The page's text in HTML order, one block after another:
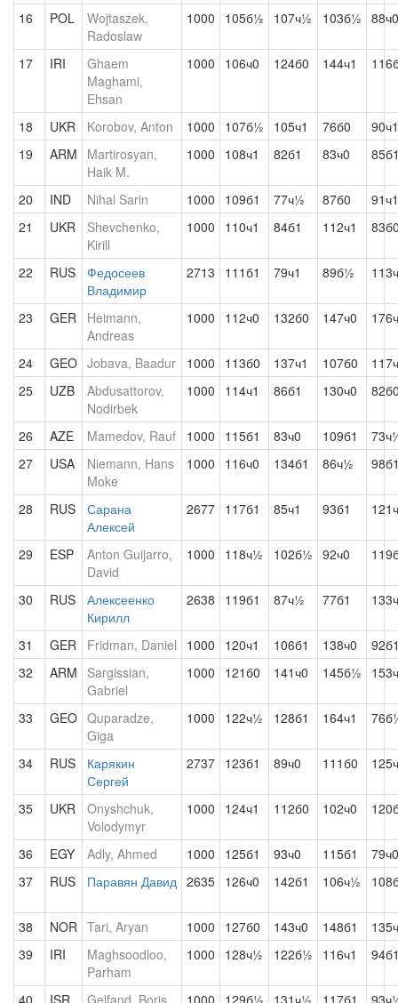
16
POL
Wojtaszek,
Radoslaw
1000 105б½ 107ч½ 103б½ 88ч0
17 IRI
Ghaem
Maghami,
Ehsan
1000 106ч0 124б0 144ч1
18 UKR Korobov, Anton 1000 107б½ 105ч1 76б0
90ч1
19
ARM
Martirosyan,
Haik M.
1000 108ч1 82б1 83ч0
20 IND Nihal Sarin 1000 109б1 77ч½ 87б0
91ч1
21
UKR
Shevchenko,
Kirill
1000 110ч1 84б1 112ч1
22 RUS
Федосеев
Владимир
2713 111б1 79ч1 89б½
23 GER
Heimann,
Andreas
1000 112ч0 132б0 147ч0
24 GEO Jobava, Baadur 1000 113б0 137ч1 107б0
25
UZB
Abdusattorov,
Nodirbek
1000 114ч1 86б1 130ч0
26 AZE Mamedov, Rauf 1000 115б1 83ч0 109б1
27
USA
Niemann, Hans
Moke
1000 116ч0 134б1 86ч½
28 RUS
Сарана
Алексей
2677 117б1 85ч1 93б1
29 ESP
Anton Guijarro,
David
1000 118ч½ 102б½ 92ч0
30 RUS
Алексеенко
Кирилл
2638 119б1 87ч½ 77б1
31 GER Fridman, Daniel 1000 120ч1 106б1 138ч0
32
ARM
Sargissian,
Gabriel
1000 121б0 141ч0 145б½
33 GEO Quparadze,
Giga
1000 122ч½ 128б1 164ч1
34 RUS
Карякин
Сергей
2737 123б1 89ч0 111б0
35 UKR
Onyshchuk,
Volodymyr
1000 124ч1 112б0 102ч0
36 EGY Adly, Ahmed 1000 125б1 93ч0 115б1
79ч0
37
RUS Паравян Давид 2635 126ч0 142б1 106ч½
38 NOR Tari, Aryan 1000 127б0 143ч0 148б1
39
IRI
Maghsoodloo,
Parham
1000 128ч½ 122б½ 116ч1
40 ISR Gelfand, Boris 1000 129б½ 131ч½ 117б1